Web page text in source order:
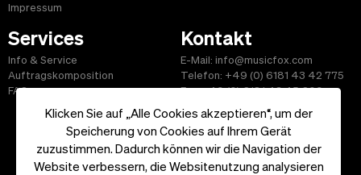
Klicken Sie auf „Alle Cookies akzeptieren“, um der
Speicherung von Cookies auf Ihrem Gerät
zuzustimmen. Dadurch können wir die Navigation der
Website verbessern, die Websitenutzung analysieren
Impressum
Services
Info & Service
Auftragskomposition
FAQ
Kontakt
E-Mail: info@musicfox.com
Telefon: +49 (0) 6181 43 42 775
Fax: +49 (0) 6181 43 45 609
Start|Informationen|AGB|Kontakt